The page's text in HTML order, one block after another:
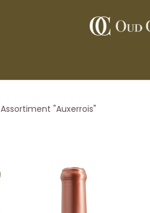
Assortiment "Auxerrois"